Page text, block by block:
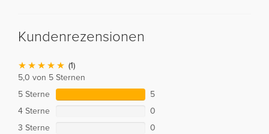
Kundenrezensionen
(1)
5,0 von 5 Sternen
5 Sterne
5
4 Sterne
0
3 Sterne
0